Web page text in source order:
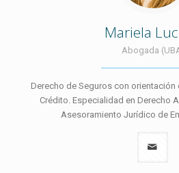
Mariela
Abogada
Derecho de Seguros con orientación
Crédito. Especialidad en Derecho
Asesoramiento Jurídico de